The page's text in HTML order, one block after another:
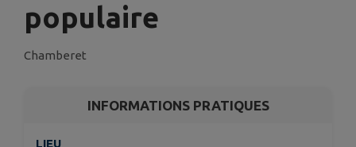
populaire
Chamberet
INFORMATIONS PRATIQUES
LIEU